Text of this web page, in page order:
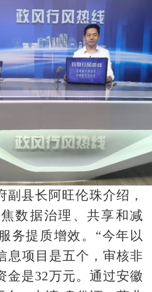
副县长阿旺伦珠介绍，
数据治理、共享和减
务提质增效。“今年以
息项目是五个，审核非
金是32万元。通过安徽